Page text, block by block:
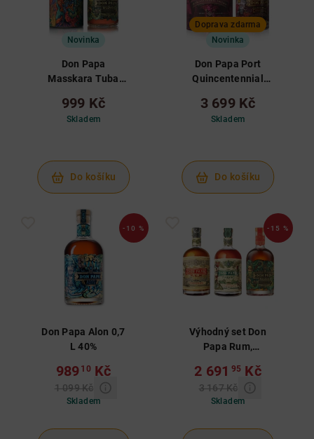
Novinka
Don Papa
Masskara Tuba
999 Kč
Skladem
Do košíku
Doprava zdarma
Novinka
Don Papa Port
Quincentennial
3 699 Kč
Skladem
Do košíku
-10 %
Don Papa Alon 0,7
L 40%
989 10 Kč
1 099 Kč
Skladem
-15 %
Výhodný set Don
Papa Rum,
2 691 95 Kč
3 167 Kč
Skladem